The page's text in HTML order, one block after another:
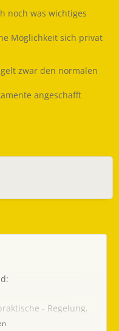
noch was wichtiges
Möglichkeit sich privat
zwar den normalen
angeschafft
- Regelung.